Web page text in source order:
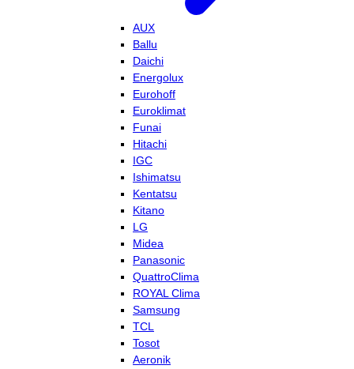
AUX
Ballu
Daichi
Energolux
Eurohoff
Euroklimat
Funai
Hitachi
IGC
Ishimatsu
Kentatsu
Kitano
LG
Midea
Panasonic
QuattroClima
ROYAL Clima
Samsung
TCL
Tosot
Aeronik